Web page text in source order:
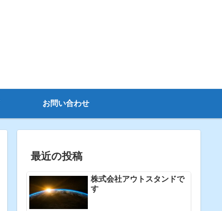
お問い合わせ
最近の投稿
株式会社アウトスタンドで
す